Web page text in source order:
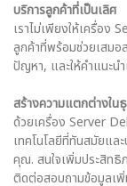
บริการลูกค้าที่เป็นเลิศ
เราไม่เพียงให้เครื่อง
ลูกค้าที่พร้อมช่วยเสม
ปัญหา, และให้คำแนะ
สร้างความแตกต่างใ
ด้วยเครื่อง Server
เทคโนโลยีที่ทันสมัยแล
คุณ. สนใจเพิ่มประสิทธิ
ติดต่อสอบถามข้อมูลเพิ่